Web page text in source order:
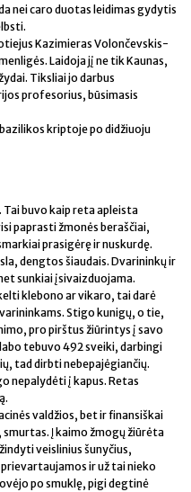
nei caro duotas leidimas gydytis
Kazimieras Volončevskis-
Laidoja jį ne tik Kaunas,
Tiksliai jo darbus
profesorius, būsimasis
kriptoje po didžiuoju
buvo kaip reta apleista
paprasti žmonės beraščiai,
prasigėrę ir nuskurdę.
dengtos šiaudais. Dvarininkų ir
sunkiai įsivaizduojama.
klebono ar vikaro, tai darė
Stigo kunigų, o tie,
pro pirštus žiūrintys į savo
tebuvo 492 sveiki, darbingi
tad dirbti nebepajėgiančių.
nepalydėti į kapus. Retas
valdžios, bet ir finansiškai
Į kaimo žmogų žiūrėta
veislinius šunyčius,
ir už tai nieko
po smuklę, pigi degtinė